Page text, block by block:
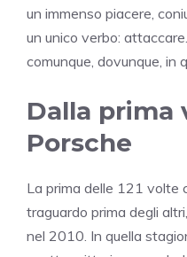
un immenso piacere,
un unico verbo:
comunque, dovunque, in
Dalla prima
Porsche
La prima delle 121 volte
traguardo prima degli
nel 2010. In quella